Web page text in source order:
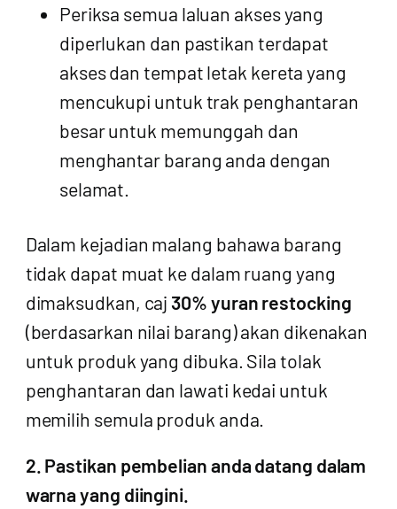
Periksa semua laluan akses yang
diperlukan dan pastikan terdapat
akses dan tempat letak kereta yang
mencukupi untuk trak penghantaran
besar untuk memunggah dan
menghantar barang anda dengan
selamat.
Dalam kejadian malang bahawa barang
tidak dapat muat ke dalam ruang yang
dimaksudkan, caj 30% yuran restocking
(berdasarkan nilai barang) akan dikenakan
untuk produk yang dibuka. Sila tolak
penghantaran dan lawati kedai untuk
memilih semula produk anda.
2. Pastikan pembelian anda datang dalam
warna yang diingini.